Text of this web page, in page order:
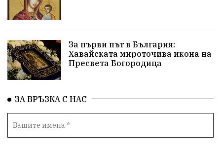
Софийски общински съвет
Общински съвет Величие Финландия
Образование Борисов Кольо Парамов
Автопоход Костинброд
Столичен общински съвет Маратон кауза
За първи път в България:
Хавайската мироточива икона на
Пресвета Богородица
ЗА ВРЪЗКА С НАС